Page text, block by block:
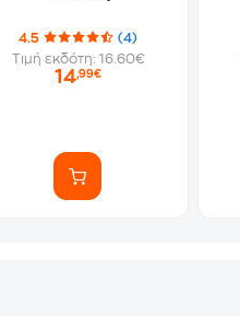
4.5
(4)
Τιμή εκδότη: 16.60€
14,99€